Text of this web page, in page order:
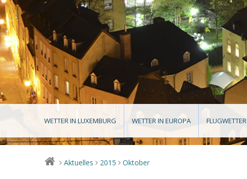
WETTER IN LUXEMBURG WETTER IN EUROPA FLUGWETTER
> Aktuelles > 2015 > Oktober